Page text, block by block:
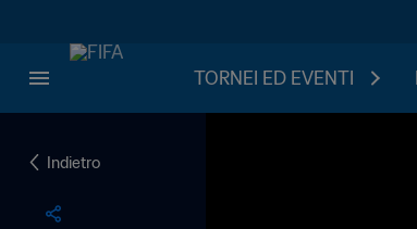
TORNEI ED EVENTI
Indietro